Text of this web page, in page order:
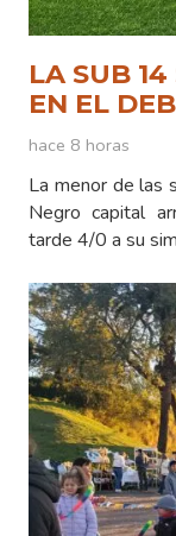
LA SUB
EN EL
hace 8 horas
La menor de las
Negro capital
tarde 4/0 a su